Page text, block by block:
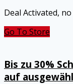
Deal Activated,
Go To Store
Bis zu 30%
auf